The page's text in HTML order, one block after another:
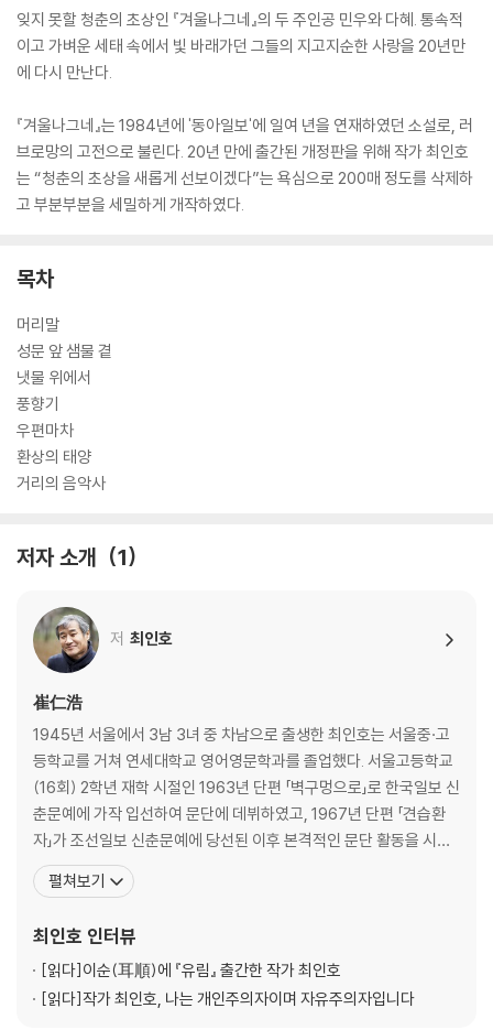
잊지 못할 청춘의 초상인 『겨울나그네』의 두 주인공 민우와 다혜. 통속적
이고 가벼운 세태 속에서 빛 바래가던 그들의 지고지순한 사랑을 20년만
에 다시 만난다.
『겨울나그네』는 1984년에 '동아일보'에 일여 년을 연재하였던 소설로, 러
브로망의 고전으로 불린다. 20년 만에 출간된 개정판을 위해 작가 최인호
는 “청춘의 초상을 새롭게 선보이겠다”는 욕심으로 200매 정도를 삭제하
고 부분부분을 세밀하게 개작하였다.
목차
머리말
성문 앞 샘물 곁
냇물 위에서
풍향기
우편마차
환상의 태양
거리의 음악사
저자 소개 1
저 최인호
崔仁浩
1945년 서울에서 3남 3녀 중 차남으로 출생한 최인호는 서울중·고
등학교를 거쳐 연세대학교 영어영문학과를 졸업했다. 서울고등학교
(16회) 2학년 재학 시절인 1963년 단편 「벽구멍으로」로 한국일보 신
춘문예에 가작 입선하여 문단에 데뷔하였고, 1967년 단편 「견습환
자」가 조선일보 신춘문예에 당선된 이후 본격적인 문단 활동을 시작
하였다. 작가는 1970~80년대 한국문학의 축복과도 같은 존재였다.
농업과 공업, 근대와 현대가 미묘하게 교차하는 시기의 왜곡된 삶을
서, 청년 문화의 아이콘으로서 한 시대를 담당해 왔다.
펼쳐보기
최인호 인터뷰
[읽다]이순(耳順)에 『유림』 출간한 작가 최인호
[읽다]작가 최인호, 나는 개인주의자이며 자유주의자입니다